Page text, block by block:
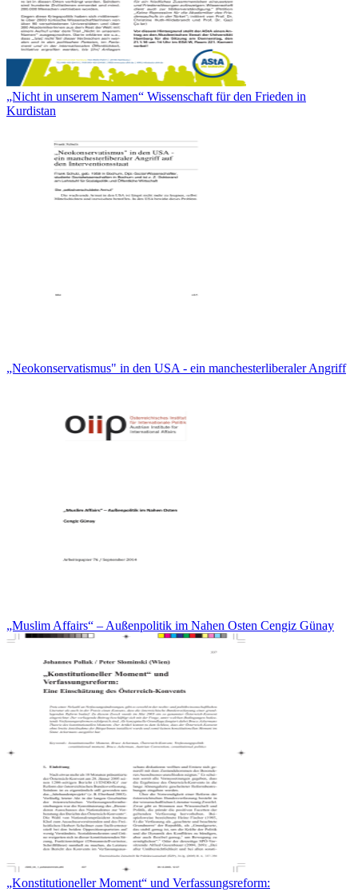
„Nicht in unserem Namen“ Wissenschaft für den Frieden in
Kurdistan
„Neokonservatismus" in den USA - ein manchesterliberaler Angriff
„Muslim Affairs“ – Außenpolitik im Nahen Osten Cengiz Günay
„Konstitutioneller Moment“ und Verfassungsreform: